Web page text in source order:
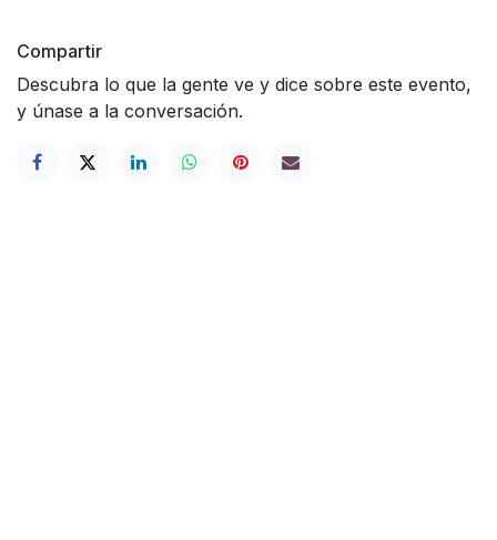
Compartir
Descubra lo que la gente ve y dice sobre este evento,
y únase a la conversación.